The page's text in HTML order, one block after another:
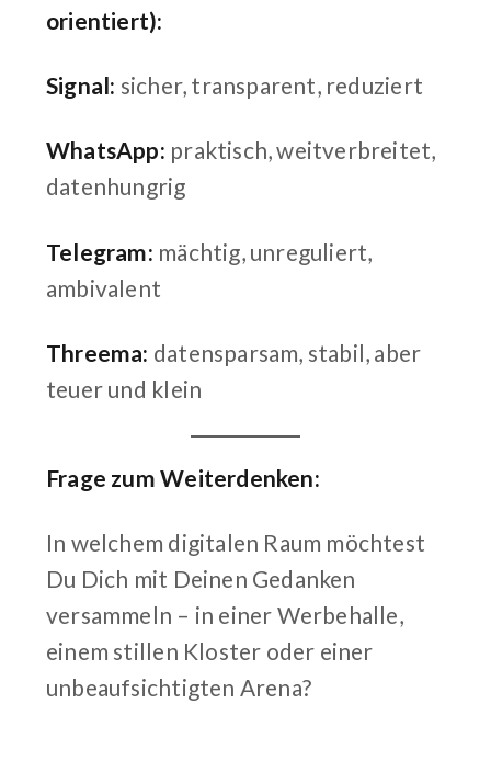
orientiert):
Signal: sicher, transparent, reduziert
WhatsApp: praktisch, weitverbreitet,
datenhungrig
Telegram: mächtig, unreguliert,
ambivalent
Threema: datensparsam, stabil, aber
teuer und klein
Frage zum Weiterdenken:
In welchem digitalen Raum möchtest
Du Dich mit Deinen Gedanken
versammeln – in einer Werbehalle,
einem stillen Kloster oder einer
unbeaufsichtigten Arena?